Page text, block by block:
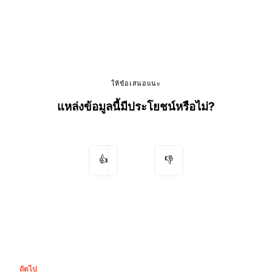
ให้ข้อเสนอแนะ
แหล่งข้อมูลนี้มีประโยชน์หรือไม่?
👍 👎
ถัดไป